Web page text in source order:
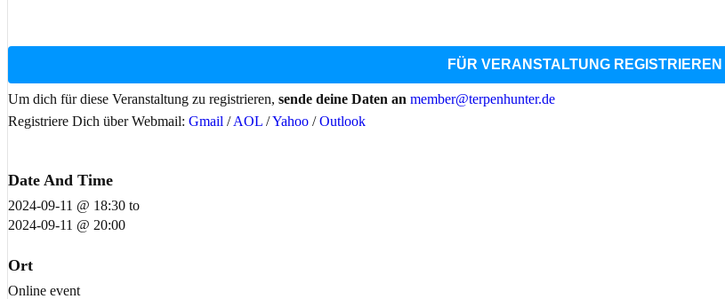
FÜR VERANSTALTUNG REGISTRIEREN
Um dich für diese Veranstaltung zu registrieren, sende deine Daten an member@terpenhunter.de
Registriere Dich über Webmail: Gmail /AOL /Yahoo /Outlook
Date And Time
2024-09-11 @ 18:30 to
2024-09-11 @ 20:00
Ort
Online event